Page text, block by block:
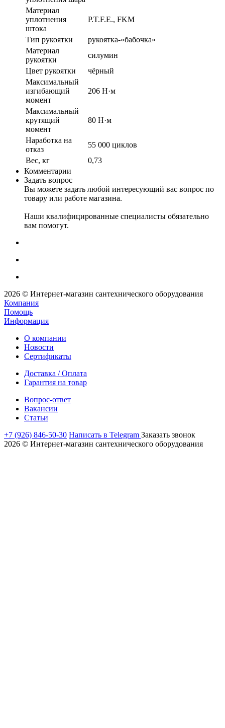
Материал
уплотнения
штока
P.T.F.E., FKM
Тип рукоятки
рукоятка-«бабочка»
Материал
рукоятки
силумин
Цвет рукоятки
чёрный
Максимальный
изгибающий
момент
206 Н·м
Максимальный
крутящий
момент
80 Н·м
Наработка на
отказ
55 000 циклов
Вес, кг
0,73
Комментарии
Задать вопрос
Вы можете задать любой интересующий вас вопрос по
товару или работе магазина.
Наши квалифицированные специалисты обязательно
вам помогут.
2026 © Интернет-магазин сантехнического оборудования
Компания
Помощь
Информация
О компании
Новости
Сертификаты
Доставка / Оплата
Гарантия на товар
Вопрос-ответ
Вакансии
Статьи
+7 (926) 846-50-30 Написать в Telegram Заказать звонок
2026 © Интернет-магазин сантехнического оборудования